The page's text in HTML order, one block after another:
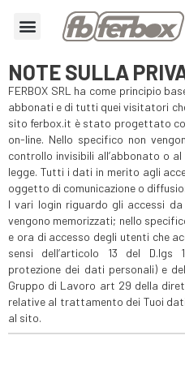
NOTE SULLA
FERBOX SRL ha come principio
abbonati e di tutti quei visitatori
sito ferbox.it è stato progettato
on-line. Nello specifico non
controllo invisibili all’abbonato o
legge. Tutti i dati in merito agli
oggetto di comunicazione o
I vari login riguardo gli accessi
vengono memorizzati; nello
e ora di accesso degli utenti che
sensi dell’articolo 13 del
protezione dei dati personali) e
Gruppo di Lavoro art 29 della
relative al trattamento dei Tuoi
al sito.